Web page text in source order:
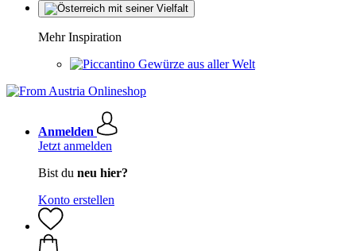
Mehr Inspiration
Gewürze aus aller Welt
Anmelden
Jetzt anmelden
Bist du neu hier?
Konto erstellen